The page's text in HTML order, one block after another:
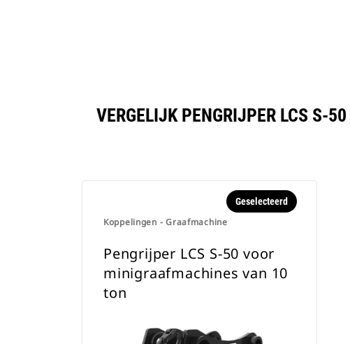
VERGELIJK PENGRIJPER LCS S-
Koppelingen - Graafmachine
Geselecteerd
Pengrijper LCS S-50 voor
minigraafmachines van 10
ton